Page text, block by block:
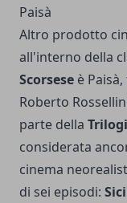
Paisà
Altro prodotto
all'interno della
Scorsese è
Roberto
parte della
considerata
cinema
di sei episodi: